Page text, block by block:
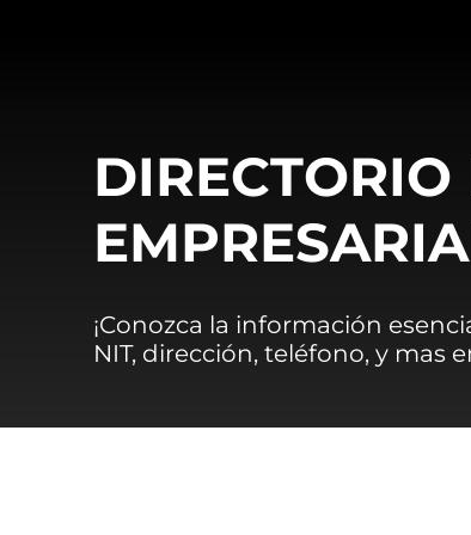
DIRECTORIO
¡Conozca la información
NIT, dirección, teléfono, y mas